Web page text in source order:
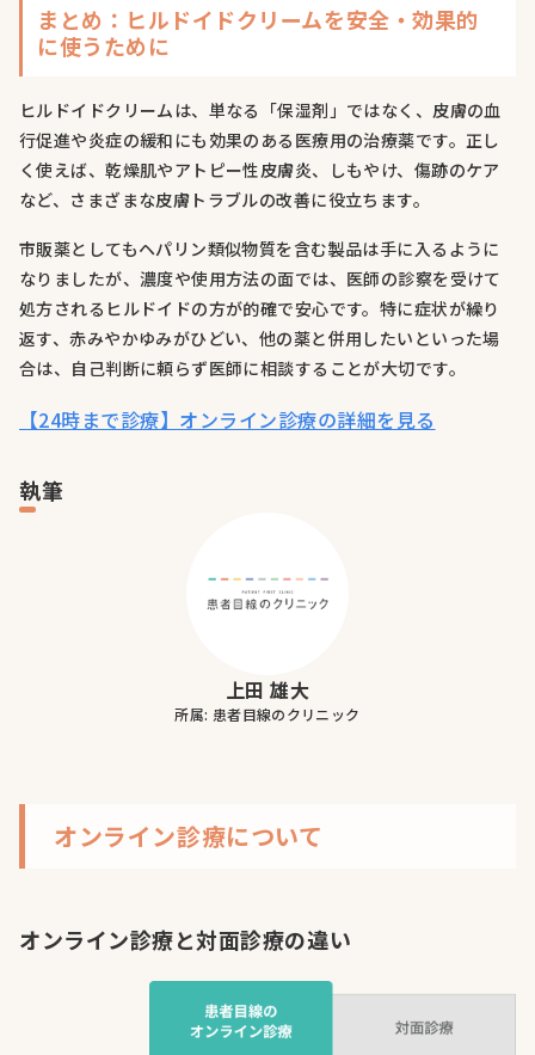
まとめ：ヒルドイドクリームを安全・効果的
に使うために
ヒルドイドクリームは、単なる「保湿剤」ではなく、皮膚の血
行促進や炎症の緩和にも効果のある医療用の治療薬です。正し
く使えば、乾燥肌やアトピー性皮膚炎、しもやけ、傷跡のケア
など、さまざまな皮膚トラブルの改善に役立ちます。
市販薬としてもヘパリン類似物質を含む製品は手に入るように
なりましたが、濃度や使用方法の面では、医師の診察を受けて
処方されるヒルドイドの方が的確で安心です。特に症状が繰り
返す、赤みやかゆみがひどい、他の薬と併用したいといった場
合は、自己判断に頼らず医師に相談することが大切です。
【24時まで診療】オンライン診療の詳細を見る
執筆
上田 雄大
所属: 患者目線のクリニック
オンライン診療について
オンライン診療と対面診療の違い